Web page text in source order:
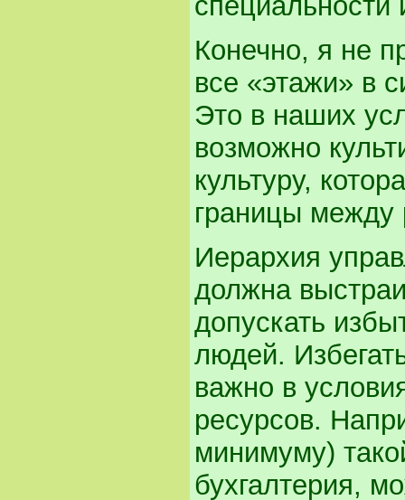
Конечно, я не
все «этажи» в
Это в наших
возможно
культуру,
границы между
Иерархия
должна
допускать
людей.
важно в
ресурсов.
минимуму)
бухгалтерия,